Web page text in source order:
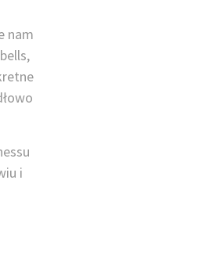
nam
i